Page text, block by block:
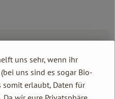
uns sehr, wenn ihr
uns sind es sogar Bio-
somit erlaubt, Daten für